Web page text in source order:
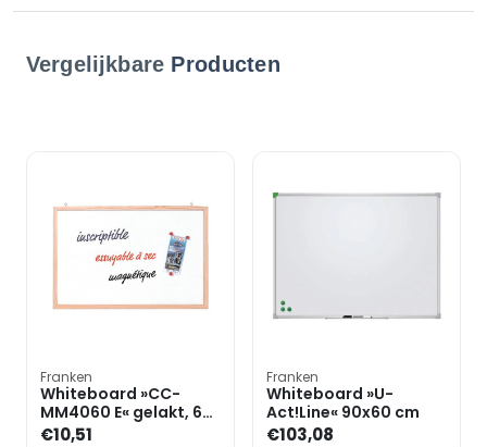
Vergelijkbare Producten
Franken
Whiteboard »CC-
MM4060 E« gelakt, 60
x 40 cm
€10,51
Franken
Whiteboard »U-
Act!Line« 90x60 cm
€103,08